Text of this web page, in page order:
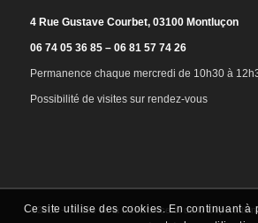
4 Rue Gustave Courbet, 03100 Montluçon
06 74 05 36 85 – 06 81 57 74 26
Permanence chaque mercredi de 10h30 à
Possibilité de visites sur rendez-vous
©2025 - Musée de la Résistance et de la
Ce site utilise des cookies. En continuant à